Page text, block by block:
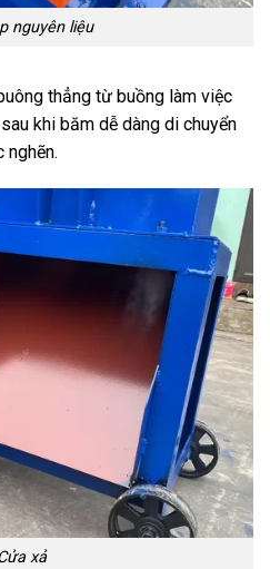
nguyên liệu
thẳng từ buồng làm việc
khi băm dễ dàng di chuyển
nghẽn.
xả